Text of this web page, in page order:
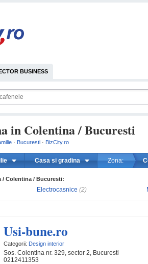
BUSINESS
in Colentina / Bucuresti
· Bucuresti · BizCity.ro
Casa si gradina Zona:
/ Colentina / Bucuresti:
Electrocasnice (2)
Usi-bune.ro
Categorii: Design interior
Sos. Colentina nr. 329, sector 2, Bucuresti
0212411353